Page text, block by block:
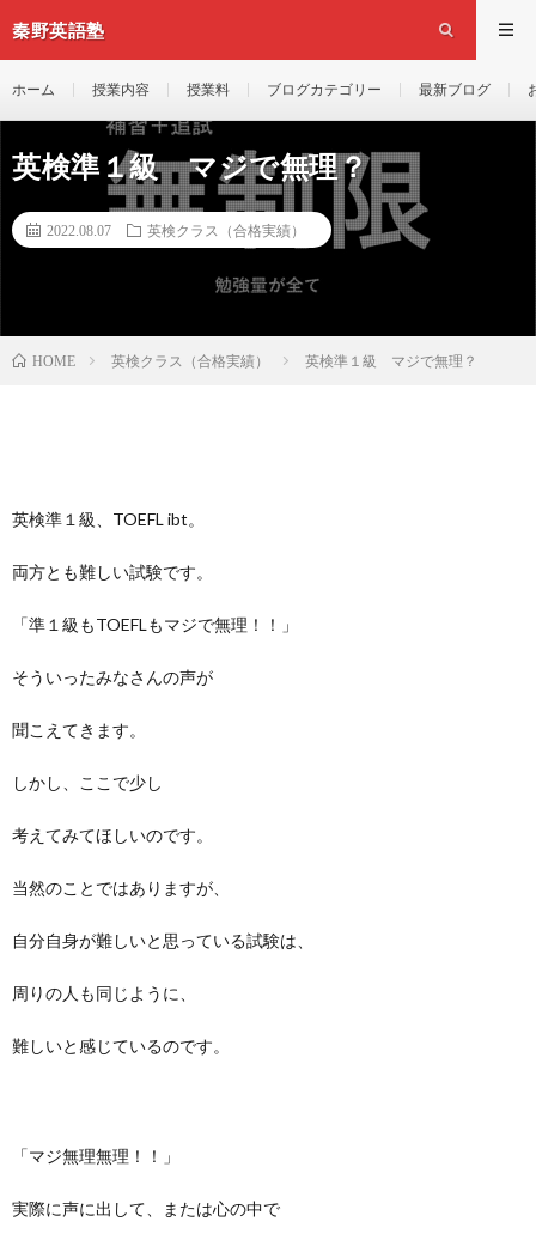
秦野英語塾
ホーム 授業内容 授業料 ブログカテゴリー 最新ブログ
英検準１級 マジで無理？
2022.08.07 英検クラス（合格実績）
HOME 英検クラス（合格実績） 英検準１級 マジで無理？
英検準１級、TOEFL ibt。
両方とも難しい試験です。
「準１級もTOEFLもマジで無理！！」
そういったみなさんの声が
聞こえてきます。
しかし、ここで少し
考えてみてほしいのです。
当然のことではありますが、
自分自身が難しいと思っている試験は、
周りの人も同じように、
難しいと感じているのです。
「マジ無理無理！！」
実際に声に出して、または心の中で